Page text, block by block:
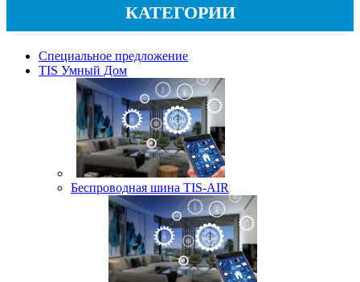
КАТЕГОРИИ
Специальное предложение
TIS Умный Дом
Беспроводная шина TIS-AIR